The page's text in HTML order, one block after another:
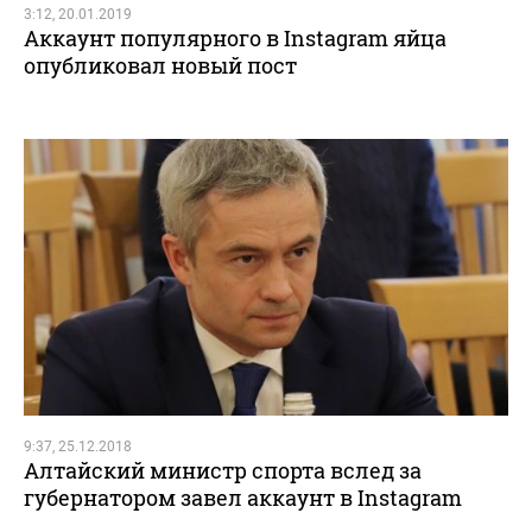
3:12, 20.01.2019
Аккаунт популярного в Instagram яйца
опубликовал новый пост
9:37, 25.12.2018
Алтайский министр спорта вслед за
губернатором завел аккаунт в Instagram